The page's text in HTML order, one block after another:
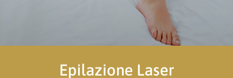
Epilazione Laser